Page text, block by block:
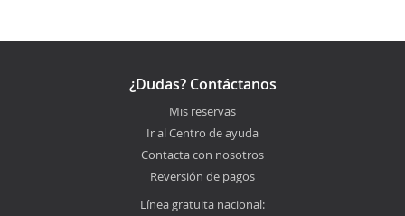
¿Dudas? Contáctanos
Mis reservas
Ir al Centro de ayuda
Contacta con nosotros
Reversión de pagos
Línea gratuita nacional: